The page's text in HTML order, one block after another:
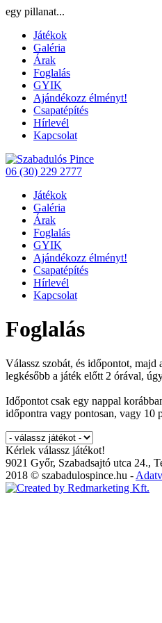
egy pillanat...
Játékok
Galéria
Árak
Foglalás
GYIK
Ajándékozz élményt!
Csapatépítés
Hírlevél
Kapcsolat
06 (30) 229 2777
Játékok
Galéria
Árak
Foglalás
GYIK
Ajándékozz élményt!
Csapatépítés
Hírlevél
Kapcsolat
Foglalás
Válassz szobát, és időpontot,
legkésőbb a játék előtt 2 órával,
Időpontot csak egy nappal
időpontra vagy pontosan, vagy 10
Kérlek válassz játékot!
9021 Győr, Szabadsajtó utca 24.,
2018 © szabadulospince.hu -